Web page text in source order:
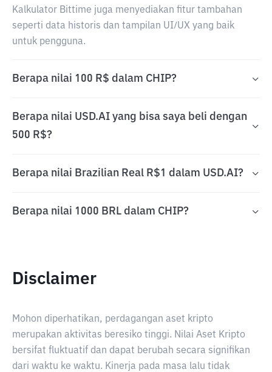
Kalkulator Bittime juga menyediakan fitur tambahan
seperti data historis dan tampilan UI/UX yang baik
untuk pengguna.
Berapa nilai 100 R$ dalam CHIP?
Berapa nilai USD.AI yang bisa saya beli dengan
500 R$?
Berapa nilai Brazilian Real R$1 dalam USD.AI?
Berapa nilai 1000 BRL dalam CHIP?
Disclaimer
Mohon diperhatikan, perdagangan aset kripto
merupakan aktivitas beresiko tinggi. Nilai Aset Kripto
bersifat fluktuatif dan dapat berubah secara signifikan
dari waktu ke waktu. Kinerja pada masa lalu tidak